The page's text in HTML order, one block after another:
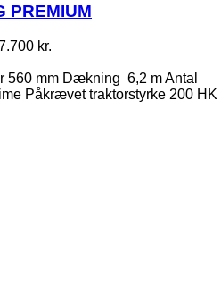
PREMIUM
kr.
560 mm Dækning 6,2 mAntal
Påkrævet traktorstyrke 200 HK